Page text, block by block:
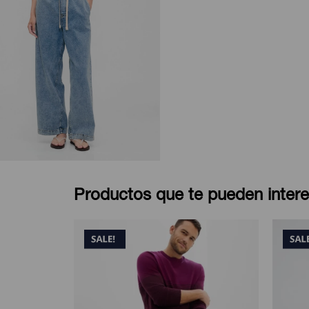
Productos que te pueden